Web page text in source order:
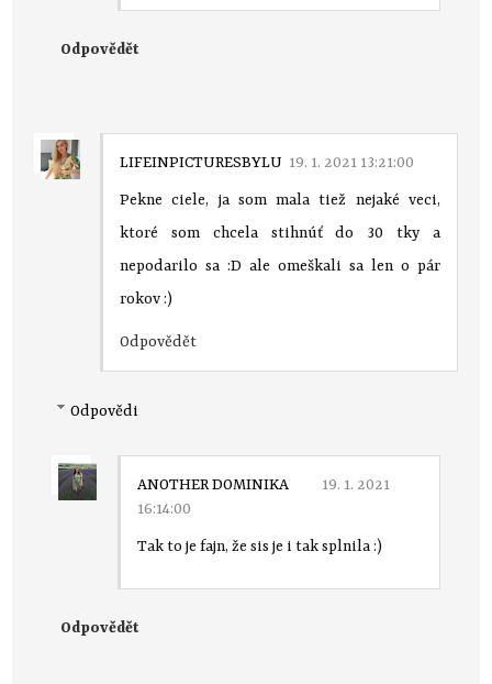
Odpovědět
LIFEINPICTURESBYLU 19. 1. 2021 13:21:00
Pekne ciele, ja som mala tiež nejaké veci,
ktoré som chcela stihnúť do 30 tky a
nepodarilo sa :D ale omeškali sa len o pár
rokov :)
Odpovědět
Odpovědi
ANOTHER DOMINIKA
19. 1. 2021
16:14:00
Tak to je fajn, že sis je i tak splnila :)
Odpovědět